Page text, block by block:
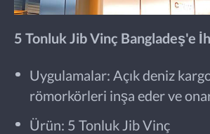
5 Tonluk Jib Vinç Bangladeş'e
Uygulamalar: Açık deniz
römorkörleri inşa eder ve
Ürün: 5 Tonluk Jib Vinç